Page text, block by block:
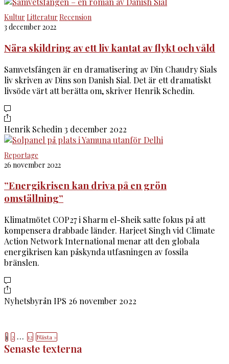
Kultur Litteratur Recension
3 december 2022
Nära skildring av ett liv kantat av flykt och våld
Samvetsfången är en dramatisering av Din Chaudry Sials
liv skriven av Dins son Danish Sial. Det är ett dramatiskt
livsöde värt att berätta om, skriver Henrik Schedin.
Henrik Schedin 3 december 2022
Reportage
26 november 2022
”Energikrisen kan driva på en grön
omställning”
Klimatmötet COP27 i Sharm el-Sheik satte fokus på att
kompensera drabbade länder. Harjeet Singh vid Climate
Action Network International menar att den globala
energikrisen kan påskynda utfasningen av fossila
bränslen.
Nyhetsbyrån IPS 26 november 2022
1 2 … 12 Nästa »
Senaste texterna